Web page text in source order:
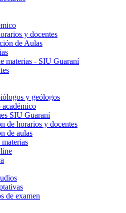
y docentes
de Aulas
materias - SIU Guaraní
y geólogos
SIU Guaraní
de horarios y docentes
de aulas
materias
de examen